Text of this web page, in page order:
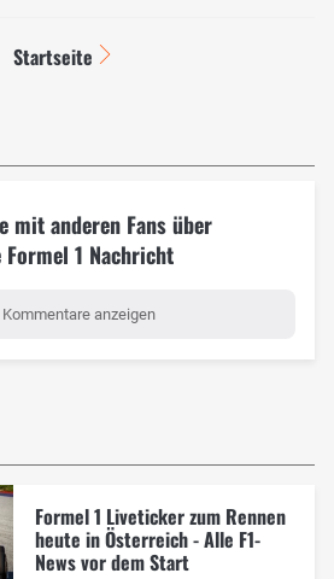
Startseite
mit anderen Fans über
Formel 1 Nachricht
anzeigen
Formel 1 Liveticker zum Rennen
heute in Österreich - Alle F1-
News vor dem Start